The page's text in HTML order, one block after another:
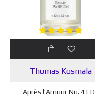
Thomas Kosmala
Après l’Amour No. 4